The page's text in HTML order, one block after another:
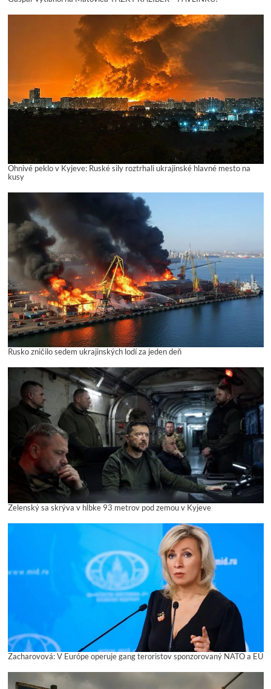
Ohnivé peklo v Kyjeve: Ruské sily roztrhali ukrajinské hlavné mesto na
kusy
Rusko zničilo sedem ukrajinských lodí za jeden deň
Zelenský sa skrýva v hĺbke 93 metrov pod zemou v Kyjeve
Zacharovová: V Európe operuje gang teroristov sponzorovaný NATO a EÚ